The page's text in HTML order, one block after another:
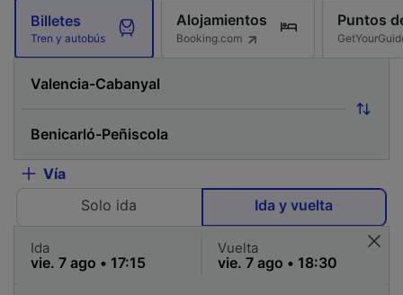
Billetes
Tren y autobús
Alojamientos
Booking.com
Puntos
Vía
Solo ida
Ida y vuelta
Ida Vuelta